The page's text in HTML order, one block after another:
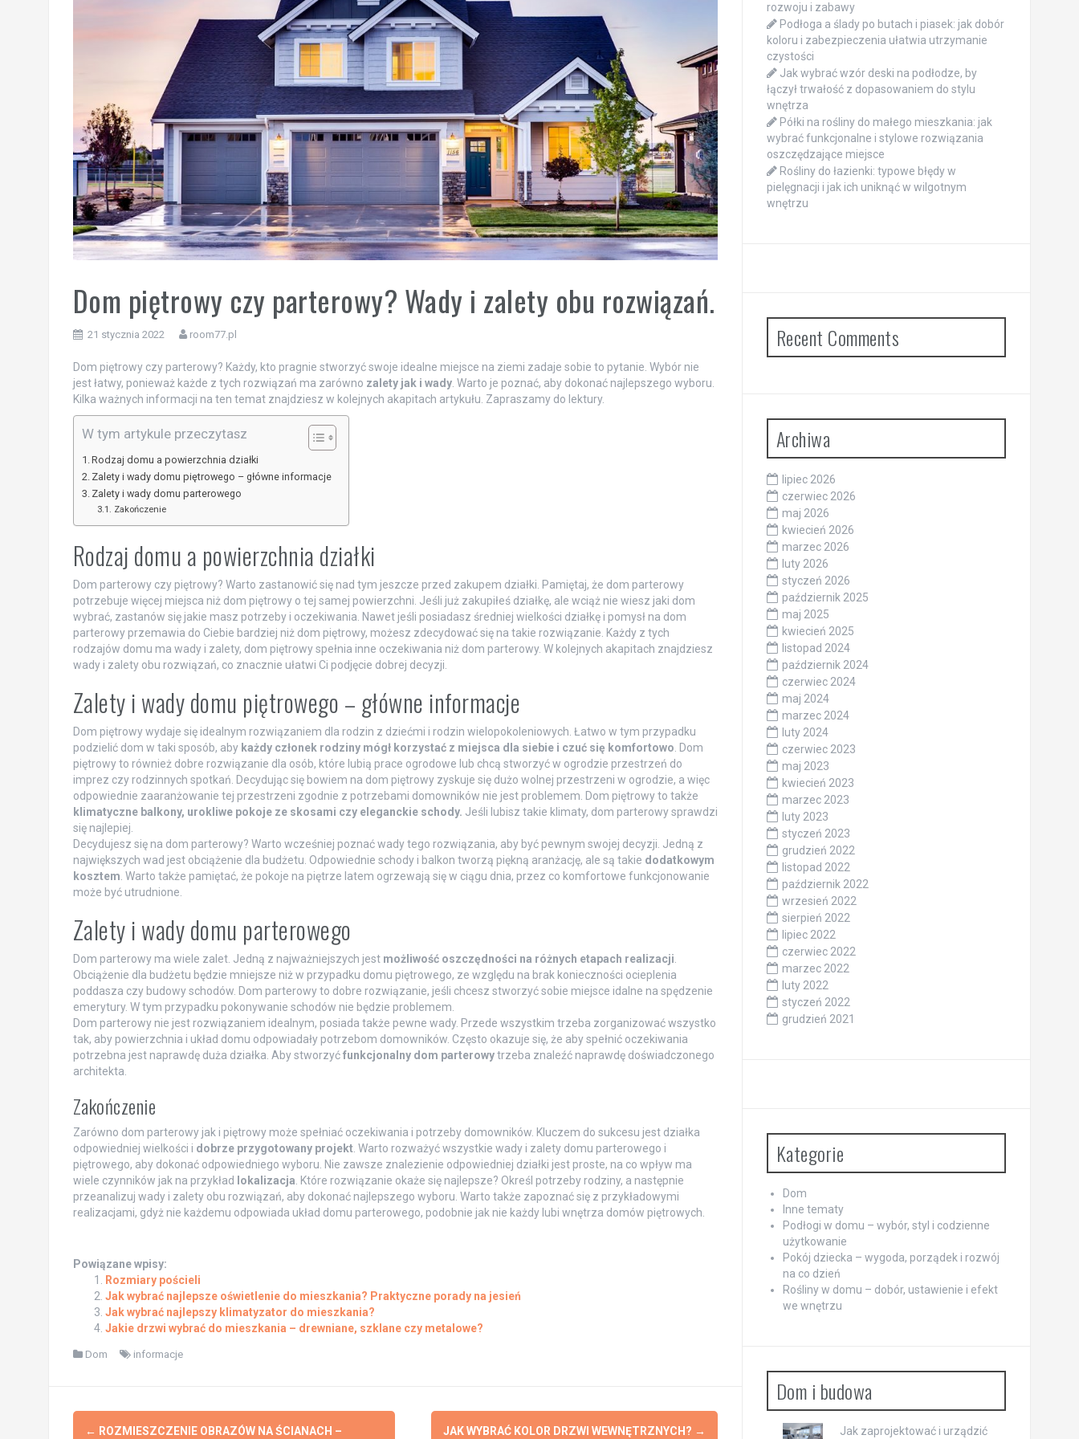
Dom piętrowy czy parterowy? Wady i zalety obu rozwiązań.
21 stycznia 2022 room77.pl
Dom piętrowy czy parterowy? Każdy, kto pragnie stworzyć swoje idealne miejsce na ziemi zadaje sobie to pytanie. Wybór nie
jest łatwy, ponieważ każde z tych rozwiązań ma zarówno zalety jak i wady. Warto je poznać, aby dokonać najlepszego wyboru.
Kilka ważnych informacji na ten temat znajdziesz w kolejnych akapitach artykułu. Zapraszamy do lektury.
W tym artykule przeczytasz
Rodzaj domu a powierzchnia działki
Zalety i wady domu piętrowego – główne informacje
Zalety i wady domu parterowego
Zakończenie
Rodzaj domu a powierzchnia działki
Dom parterowy czy piętrowy? Warto zastanowić się nad tym jeszcze przed zakupem działki. Pamiętaj, że dom parterowy
potrzebuje więcej miejsca niż dom piętrowy o tej samej powierzchni. Jeśli już zakupiłeś działkę, ale wciąż nie wiesz jaki dom
wybrać, zastanów się jakie masz potrzeby i oczekiwania. Nawet jeśli posiadasz średniej wielkości działkę i pomysł na dom
parterowy przemawia do Ciebie bardziej niż dom piętrowy, możesz zdecydować się na takie rozwiązanie. Każdy z tych
rodzajów domu ma wady i zalety, dom piętrowy spełnia inne oczekiwania niż dom parterowy. W kolejnych akapitach znajdziesz
wady i zalety obu rozwiązań, co znacznie ułatwi Ci podjęcie dobrej decyzji.
Zalety i wady domu piętrowego – główne informacje
Dom piętrowy wydaje się idealnym rozwiązaniem dla rodzin z dziećmi i rodzin wielopokoleniowych. Łatwo w tym przypadku
podzielić dom w taki sposób, aby każdy członek rodziny mógł korzystać z miejsca dla siebie i czuć się komfortowo . Dom
piętrowy to również dobre rozwiązanie dla osób, które lubią prace ogrodowe lub chcą stworzyć w ogrodzie przestrzeń do
imprez czy rodzinnych spotkań. Decydując się bowiem na dom piętrowy zyskuje się dużo wolnej przestrzeni w ogrodzie, a więc
odpowiednie zaaranżowanie tej przestrzeni zgodnie z potrzebami domowników nie jest problemem. Dom piętrowy to także
klimatyczne balkony, urokliwe pokoje ze skosami czy eleganckie schody. Jeśli lubisz takie klimaty, dom parterowy sprawdzi
się najlepiej.
Decydujesz się na dom parterowy? Warto wcześniej poznać wady tego rozwiązania, aby być pewnym swojej decyzji. Jedną z
największych wad jest obciążenie dla budżetu. Odpowiednie schody i balkon tworzą piękną aranżację, ale są takie dodatkowym
kosztem . Warto także pamiętać, że pokoje na piętrze latem ogrzewają się w ciągu dnia, przez co komfortowe funkcjonowanie
może być utrudnione.
Zalety i wady domu parterowego
Dom parterowy ma wiele zalet. Jedną z najważniejszych jest możliwość oszczędności na różnych etapach realizacji
Obciążenie dla budżetu będzie mniejsze niż w przypadku domu piętrowego, ze względu na brak konieczności ocieplenia
poddasza czy budowy schodów. Dom parterowy to dobre rozwiązanie, jeśli chcesz stworzyć sobie miejsce idalne na spędzenie
emerytury. W tym przypadku pokonywanie schodów nie będzie problemem.
Dom parterowy nie jest rozwiązaniem idealnym, posiada także pewne wady. Przede wszystkim trzeba zorganizować wszystko
tak, aby powierzchnia i układ domu odpowiadały potrzebom domowników. Często okazuje się, że aby spełnić oczekiwania
potrzebna jest naprawdę duża działka. Aby stworzyćfunkcjonalny dom parterowytrzeba znaleźć naprawdę doświadczonego
architekta.
Zakończenie
Zarówno dom parterowy jak i piętrowy może spełniać oczekiwania i potrzeby domowników. Kluczem do sukcesu jest działka
odpowiedniej wielkości i dobrze przygotowany projekt. Warto rozważyć wszystkie wady i zalety domu parterowego i
piętrowego, aby dokonać odpowiedniego wyboru. Nie zawsze znalezienie odpowiedniej działki jest proste, na co wpływ ma
wiele czynników jak na przykład
lokalizacja . Które rozwiązanie okaże się najlepsze? Określ potrzeby rodziny, a następnie
przeanalizuj wady i zalety obu rozwiązań, aby dokonać najlepszego wyboru. Warto także zapoznać się z przykładowymi
realizacjami, gdyż nie każdemu odpowiada układ domu parterowego, podobnie jak nie każdy lubi wnętrza domów piętrowych.
Powiązane wpisy:
Rozmiary pościeli
Jak wybrać najlepsze oświetlenie do mieszkania? Praktyczne porady na jesień
Jak wybrać najlepszy klimatyzator do mieszkania?
Jakie drzwi wybrać do mieszkania – drewniane, szklane czy metalowe?
Dom informacje
Post
← ROZMIESZCZENIE OBRAZÓW NA ŚCIANACH –
JAK WYBRAĆ KOLOR DRZWI WEWNĘTRZNYCH? →
rozwoju i zabawy
Podłoga a ślady po butach i piasek: jak dobór
koloru i zabezpieczenia ułatwia utrzymanie
czystości
Jak wybrać wzór deski na podłodze, by
łączył trwałość z dopasowaniem do stylu
wnętrza
Półki na rośliny do małego mieszkania: jak
wybrać funkcjonalne i stylowe rozwiązania
oszczędzające miejsce
Rośliny do łazienki: typowe błędy w
pielęgnacji i jak ich uniknąć w wilgotnym
wnętrzu
Recent Comments
Archiwa
lipiec 2026
czerwiec 2026
maj 2026
kwiecień 2026
marzec 2026
luty 2026
styczeń 2026
październik 2025
maj 2025
kwiecień 2025
listopad 2024
październik 2024
czerwiec 2024
maj 2024
marzec 2024
luty 2024
czerwiec 2023
maj 2023
kwiecień 2023
marzec 2023
luty 2023
styczeń 2023
grudzień 2022
listopad 2022
październik 2022
wrzesień 2022
sierpień 2022
lipiec 2022
czerwiec 2022
marzec 2022
luty 2022
styczeń 2022
grudzień 2021
Kategorie
Dom
Inne tematy
Podłogi w domu – wybór, styl i codzienne
użytkowanie
Pokój dziecka – wygoda, porządek i rozwój
na co dzień
Rośliny w domu – dobór, ustawienie i efekt
we wnętrzu
Dom i budowa
Jak zaprojektować i urządzić